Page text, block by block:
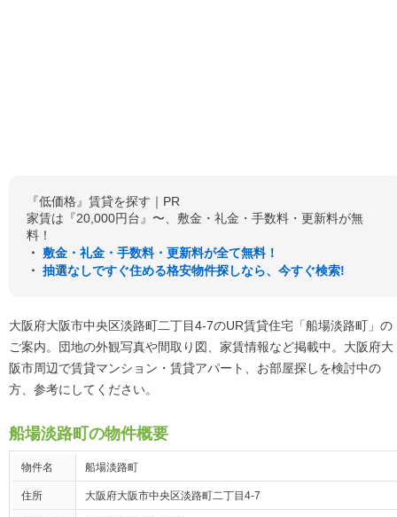
『低価格』賃貸を探す｜PR
家賃は『20,000円台』〜、敷金・礼金・手数料・更新料が無
料！
・ 敷金・礼金・手数料・更新料が全て無料！
・ 抽選なしですぐ住める格安物件探しなら、今すぐ検索!
大阪府大阪市中央区淡路町二丁目4-7のUR賃貸住宅「船場淡路町」の
ご案内。団地の外観写真や間取り図、家賃情報など掲載中。大阪府大
阪市周辺で賃貸マンション・賃貸アパート、お部屋探しを検討中の
方、参考にしてください。
船場淡路町の物件概要
物件名 船場淡路町
住所 大阪府大阪市中央区淡路町二丁目4-7